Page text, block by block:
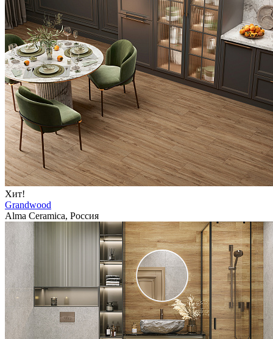
Хит!
Grandwood
Alma Ceramica, Россия